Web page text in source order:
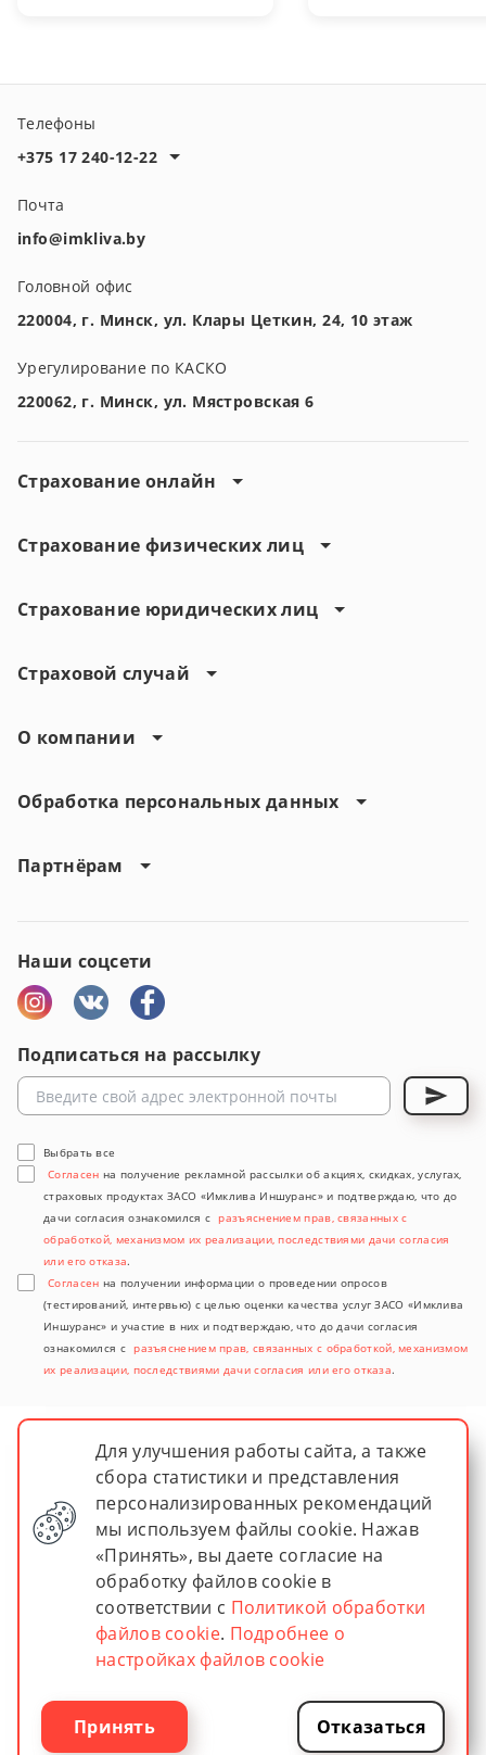
Телефоны
+375 17 240-12-22
Почта
info@imkliva.by
Головной офис
220004, г. Минск, ул. Клары Цеткин, 24, 10 этаж
Урегулирование по КАСКО
220062, г. Минск, ул. Мястровская 6
Страхование онлайн
Страхование физических лиц
Страхование юридических лиц
Страховой случай
О компании
Обработка персональных данных
Партнёрам
Наши соцсети
Подписаться на рассылку
Выбрать все
Согласен на получение рекламной рассылки об акциях, скидках, услугах,
страховых продуктах ЗАСО «Имклива Иншуранс» и подтверждаю, что до
дачи согласия ознакомился с разъяснением прав, связанных с
обработкой, механизмом их реализации, последствиями дачи согласия
или его отказа.
Согласен на получении информации о проведении опросов
(тестирований, интервью) с целью оценки качества услуг ЗАСО «Имклива
Иншуранс» и участие в них и подтверждаю, что до дачи согласия
ознакомился с разъяснением прав, связанных с обработкой, механизмом
их реализации, последствиями дачи согласия или его отказа.
© 2026 imkliva insurance
ЗАСО "Имклива Иншуранс"
Зарегистрировано в Министерстве финансов Республики
Лицензия № 02200/13–00036 от 30.04.2004
Разработано в Новый сайт
Раскрутка сайта
Для улучшения работы сайта, а также
сбора статистики и представления
персонализированных рекомендаций
мы используем файлы cookie. Нажав
«Принять», вы даете согласие на
обработку файлов cookie в
соответствии с Политикой обработки
файлов cookie. Подробнее о
настройках файлов cookie
Принять Отказаться